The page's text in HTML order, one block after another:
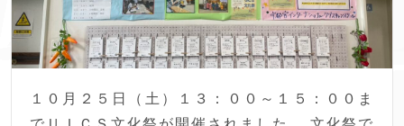
１０月２５日（土）１３：００～１５：００ま